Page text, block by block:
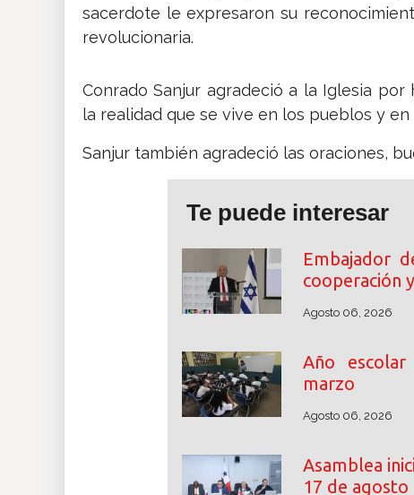
sacerdote le expresaron su
revolucionaria.
Conrado Sanjur agradeció a la Iglesia
la realidad que se vive en los pueblos y
Sanjur también agradeció las oraciones,
Te puede interesar
Embajador
cooperación
Agosto 06, 2026
Año
marzo
Agosto 06, 2026
Asamblea
17 de agosto